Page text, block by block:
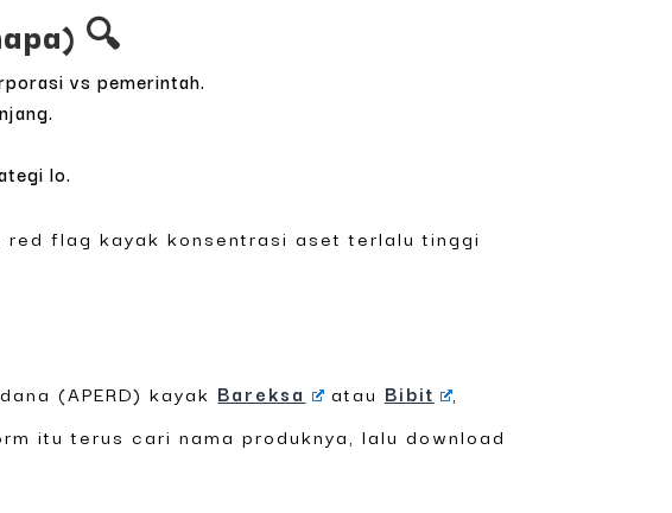
🔍
vs pemerintah.
lo.
flag kayak konsentrasi aset terlalu tinggi
(APERD) kayak Bareksa atau Bibit
,
itu terus cari nama produknya, lalu download